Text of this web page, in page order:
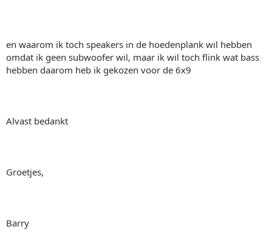
en waarom ik toch speakers in de hoedenplank wil hebben
omdat ik geen subwoofer wil, maar ik wil toch flink wat bass
hebben daarom heb ik gekozen voor de 6x9
Alvast bedankt
Groetjes,
Barry